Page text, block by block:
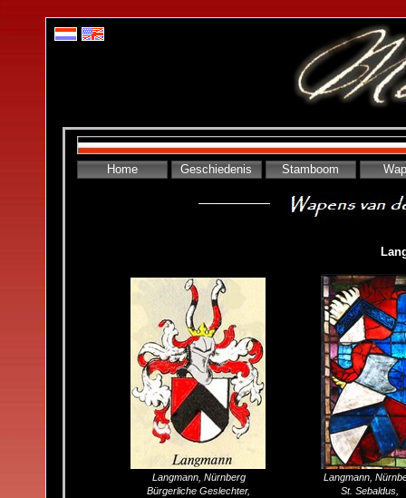
Langmann, Nürnberg
Bürgerliche Geslechter,
Langmann,
St. Sebaldus,
Home Geschiedenis Stamboom